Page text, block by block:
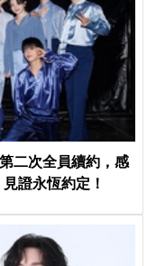
二次全員續約，感
證永恆約定！